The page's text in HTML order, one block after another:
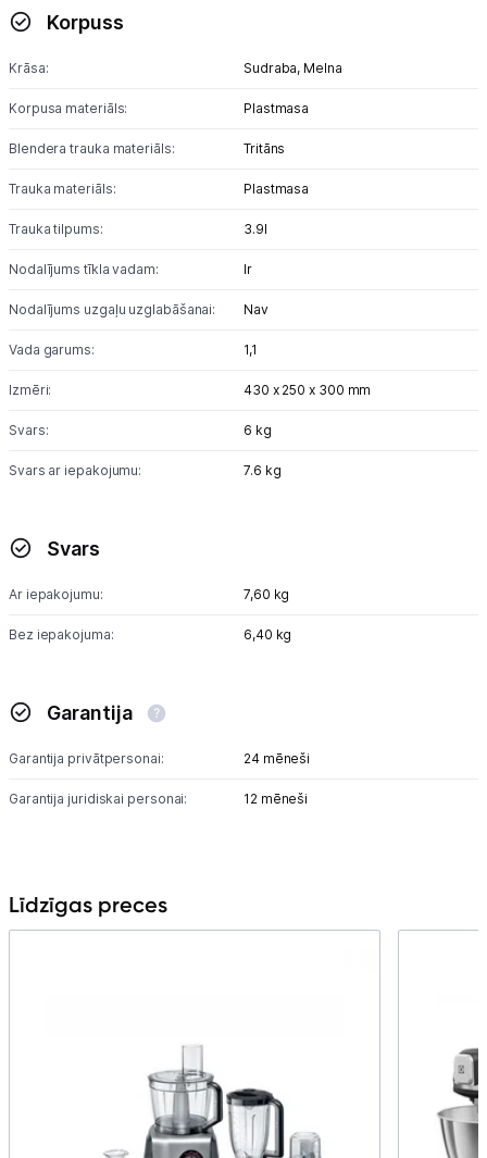
Klimata iekārtas
Apģērbu kopšana
Ražotāju atjaunota tehnika
Vēlmju saraksts
Uzņēmumiem
Tet pakalpojumi
Kontakti
Korpuss
Krāsa: Sudraba, Melna
Korpusa materiāls: Plastmasa
Blendera trauka materiāls: Tritāns
Trauka materiāls: Plastmasa
Trauka tilpums: 3.9l
Nodalījums tīkla vadam: Ir
Nodalījums uzgaļu uzglabāšanai: Nav
Vada garums: 1,1
Izmēri: 430 x 250 x 300 mm
Svars: 6 kg
Svars ar iepakojumu: 7.6 kg
Svars
Ar iepakojumu: 7,60 kg
Bez iepakojuma: 6,40 kg
Garantija
Garantija privātpersonai: 24 mēneši
Garantija juridiskai personai: 12 mēneši
Līdzīgas preces